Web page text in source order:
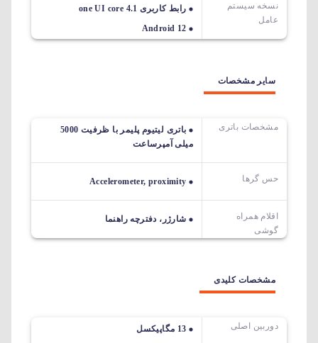
نسخه سیستم
عامل
رابط کاربری one UI core 4.1
Android 12
سایر مشخصات
مشخصات باتری
باتری لیتیوم پلیمر با ظرفیت 5000
میلی آمپرساعت
حس گرها Accelerometer, proximity
اقلام همراه
گوشی
شارژر، دفترچه راهنما
مشخصات کلیدی
دوربین اصلی 13 مگاپیکسل